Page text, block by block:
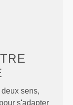
sens,
s'adapter